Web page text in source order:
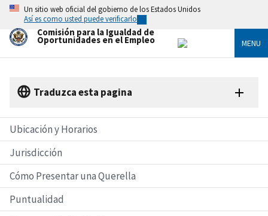
Skip
main
content
Un sitio web oficial del gobierno de los Estados Unidos
Así es como usted puede verificarlo
Comisión para la Igualdad de
Oportunidades en el Empleo MENU
Traduzca esta pagina
Ubicación y Horarios
Jurisdicción
Cómo Presentar una Querella
Puntualidad